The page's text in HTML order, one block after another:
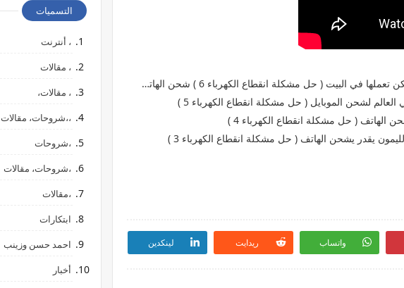
واتساب ريدايت لينكدين
التسميات
، أنترنت
، مقالات
، مقالات،
،،شروحات، مقالات
،شروحات
،شروحات، مقالات
،مقالات
ابتكارات
احمد حسن وزينب
أخبار